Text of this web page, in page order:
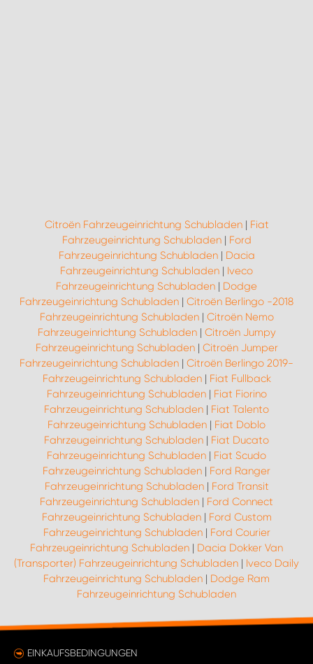
Citroën Fahrzeugeinrichtung Schubladen| Fiat
Fahrzeugeinrichtung Schubladen| Ford
Fahrzeugeinrichtung Schubladen| Dacia
Fahrzeugeinrichtung Schubladen | Iveco
Fahrzeugeinrichtung Schubladen | Dodge
Fahrzeugeinrichtung Schubladen | Citroën Berlingo -2018
Fahrzeugeinrichtung Schubladen| Citroën Nemo
Fahrzeugeinrichtung Schubladen| Citroën Jumpy
Fahrzeugeinrichtung Schubladen| Citroën Jumper
Fahrzeugeinrichtung Schubladen | Citroën Berlingo 2019-
Fahrzeugeinrichtung Schubladen| Fiat Fullback
Fahrzeugeinrichtung Schubladen| Fiat Fiorino
Fahrzeugeinrichtung Schubladen | Fiat Talento
Fahrzeugeinrichtung Schubladen | Fiat Doblo
Fahrzeugeinrichtung Schubladen | Fiat Ducato
Fahrzeugeinrichtung Schubladen | Fiat Scudo
Fahrzeugeinrichtung Schubladen | Ford Ranger
Fahrzeugeinrichtung Schubladen| Ford Transit
Fahrzeugeinrichtung Schubladen | Ford Connect
Fahrzeugeinrichtung Schubladen| Ford Custom
Fahrzeugeinrichtung Schubladen| Ford Courier
Fahrzeugeinrichtung Schubladen | Dacia Dokker Van
(Transporter) Fahrzeugeinrichtung Schubladen | Iveco Daily
Fahrzeugeinrichtung Schubladen | Dodge Ram
Fahrzeugeinrichtung Schubladen
EINKAUFSBEDINGUNGEN